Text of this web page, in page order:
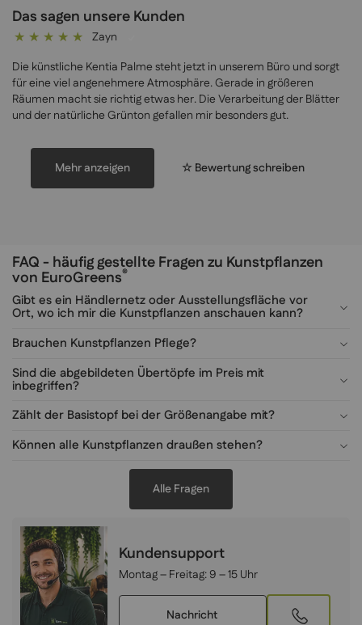
Das sagen unsere Kunden
Zayn
Die künstliche Kentia Palme steht jetzt in unserem Büro und sorgt
für eine viel angenehmere Atmosphäre. Gerade in größeren
Räumen macht sie richtig etwas her. Die Verarbeitung der Blätter
und der natürliche Grünton gefallen mir besonders gut.
Mehr anzeigen ☆ Bewertung schreiben
FAQ - häufig gestellte Fragen zu Kunstpflanzen
von EuroGreens®
Gibt es ein Händlernetz oder Ausstellungsfläche vor
Ort, wo ich mir die Kunstpflanzen anschauen kann?
Brauchen Kunstpflanzen Pflege?
Sind die abgebildeten Übertöpfe im Preis mit
inbegriffen?
Zählt der Basistopf bei der Größenangabe mit?
Können alle Kunstpflanzen draußen stehen?
Alle Fragen
Kundensupport
Montag – Freitag: 9 – 15 Uhr
Nachricht